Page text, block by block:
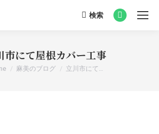
Search:
検索
Facebook
市にて屋根カバー工事
are here:
麻美のブログ 立川市にて…